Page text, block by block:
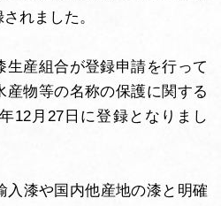
れました。
生産組合が登録申請を行って
産物等の名称の保護に関する
12月27日に登録となりまし
入漆や国内他産地の漆と明確